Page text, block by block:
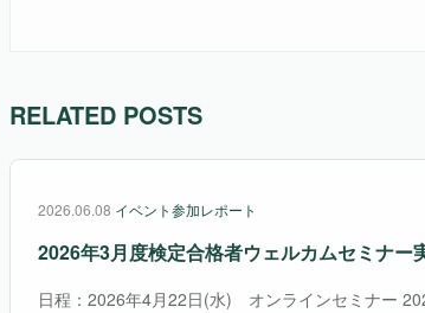
RELATED POSTS
2026.06.08 イベント参加レポート
2026年3月度検定合格者ウェルカムセミナー
日程：2026年4月22日(水) オンラインセミナー